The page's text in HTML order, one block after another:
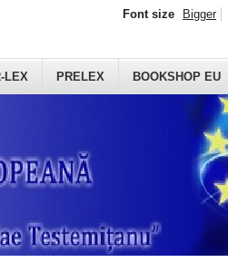
LEX PRELEX BOOKSHOP EU
Font size Bigger